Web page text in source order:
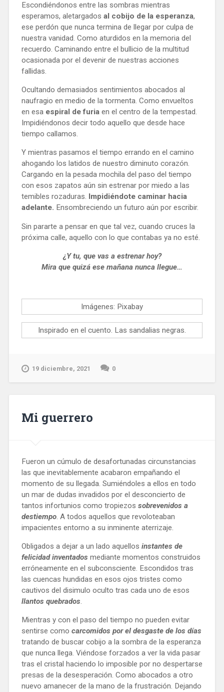
Escondiéndonos entre las sombras mientras
esperamos, aletargados al cobijo de la esperanza,
ese perdón que nunca termina de llegar por culpa de
nuestra vanidad. Como aturdidos en la memoria del
recuerdo. Caminando entre el bullicio de la multitud
ocasionada por el devenir de nuestras acciones
fallidas.
Ocultando demasiados sentimientos abocados al
naufragio en medio de la tormenta. Como envueltos
en esaespiral de furiaen el centro de la tempestad.
Impidiéndonos decir todo aquello que desde hace
tiempo callamos.
Y mientras pasamos el tiempo errando en el camino
ahogando los latidos de nuestro diminuto corazón.
Cargando en la pesada mochila del paso del tiempo
con esos zapatos aún sin estrenar por miedo a las
temibles rozaduras. Impidiéndote caminar hacia
adelante. Ensombreciendo un futuro aún por escribir.
Sin pararte a pensar en que tal vez, cuando cruces la
próxima calle, aquello con lo que contabas ya no esté.
¿Y tu, que vas a estrenar hoy?
Mira que quizá ese mañana nunca llegue…
Imágenes: Pixabay
Inspirado en el cuento. Las sandalias negras.
19 diciembre, 2021 0
Mi guerrero
Fueron un cúmulo de desafortunadas circunstancias
las que inevitablemente acabaron empañando el
momento de su llegada. Sumiéndoles a ellos en todo
un mar de dudas invadidos por el desconcierto de
tantos infortunios como tropiezos sobrevenidos a
destiempo. A todos aquellos que revoloteaban
impacientes entorno a su inminente aterrizaje.
Obligados a dejar a un lado aquellos instantes de
felicidad inventados mediante momentos construidos
erróneamente en el subconsciente. Escondidos tras
las cuencas hundidas en esos ojos tristes como
llantos quebrados.
Mientras y con el paso del tiempo no pueden evitar
sentirse como carcomidos por el desgaste de los días
tratando de buscar cobijo a la sombra de la esperanza
que nunca llega. Viéndose forzados a ver la vida pasar
tras el cristal haciendo lo imposible por no despertarse
presas de la desesperación. Como abocados a otro
nuevo amanecer de la mano de la frustración. Dejando